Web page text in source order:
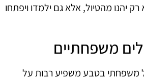
יהנו מהטיול, אלא גם ילמדו ויפתחו
משפחתיים
משפחתי בטבע משפיע רבות על